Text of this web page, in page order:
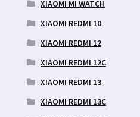
XIAOMI MI WATCH
XIAOMI REDMI 10
XIAOMI REDMI 12
XIAOMI REDMI 12C
XIAOMI REDMI 13
XIAOMI REDMI 13C